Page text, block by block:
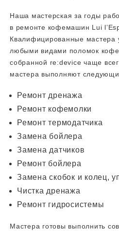
Наша мастерская за годы
в ремонте кофемашин Lui
Квалифицированные мастера
любыми видами поломок
собранной re:device чаще
мастера выполняют
Ремонт дренажа
Ремонт кофемолки
Ремонт термодатчика
Замена бойлера
Замена датчиков
Ремонт бойлера
Замена скобок и колец,
Чистка дренажа
Ремонт гидросистемы
Мастера готовы выполнить